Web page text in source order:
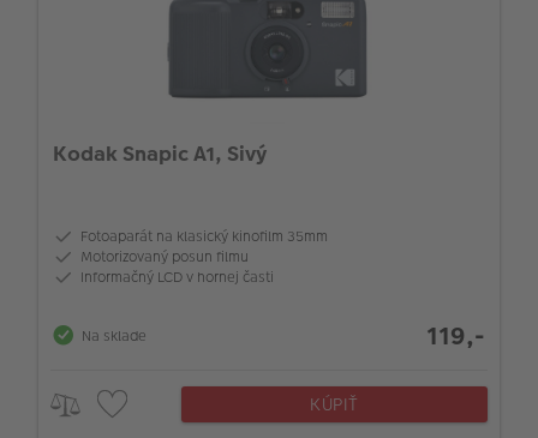
Kodak Snapic A1, Sivý
Fotoaparát na klasický kinofilm 35mm
Motorizovaný posun filmu
Informačný LCD v hornej časti
Na sklade 119,-
KÚPIŤ